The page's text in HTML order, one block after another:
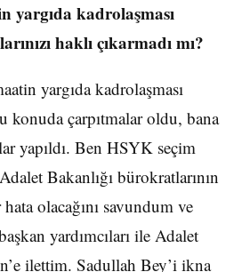
yargıda kadrolaşması
haklı çıkarmadı mı?
yargıda kadrolaşması
konuda çarpıtmalar oldu, bana
yapıldı. Ben HSYK seçim
Bakanlığı bürokratlarının
olacağını savundum ve
yardımcıları ile Adalet
ilettim. Sadullah Bey’i ikna